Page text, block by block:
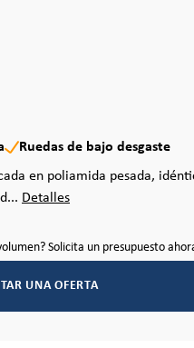
Ruedas de bajo desgaste
en poliamida pesada,
Detalles
Solicita un presupuesto
UNA OFERTA